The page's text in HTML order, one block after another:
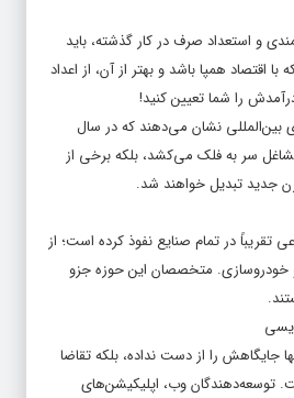
و استعداد صرف در کار گذشته، باید
با اقتصاد همپا باشد و بهتر از آن، از اعداد
را شما تعیین کنید!
بین‌المللی نشان می‌دهند که در سال
مشاغل سر به فلک می‌کشد، بلکه برخی از
جدید تبدیل خواهند شد.
مصنوعی تقریباً در تمام صنایع نفوذ کرده است؛ از
خودروسازی. متخصصان این حوزه جزو
جایگاهش را از دست نداده، بلکه تقاضا
توسعه‌دهندگان وب، اپلیکیشن‌های